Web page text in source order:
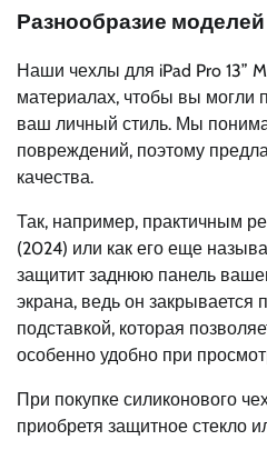
Разнообразие
Наши чехлы для iPad Pro 13”
материалах, чтобы вы могли
ваш личный стиль. Мы
повреждений, поэтому
качества.
Так, например, практичным
(2024) или как его еще
защитит заднюю панель
экрана, ведь он закрывается
подставкой, которая
особенно удобно при
При покупке силиконового
приобретя защитное стекло